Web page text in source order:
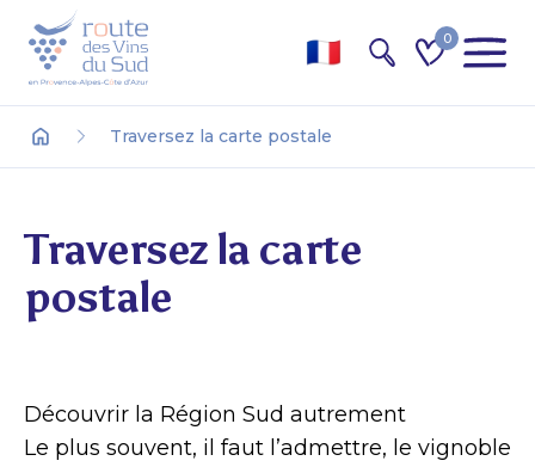
0
Traversez la carte postale
Traversez la carte
postale
Découvrir la Région Sud autrement
Le plus souvent, il faut l’admettre, le vignoble